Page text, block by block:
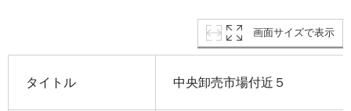
画面サイズで表示
タイトル 中央卸売市場付近５